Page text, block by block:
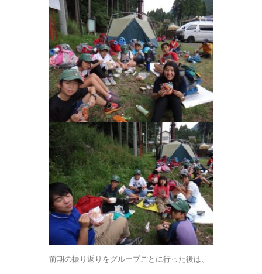
前期の振り返りをグループごとに行った後は、